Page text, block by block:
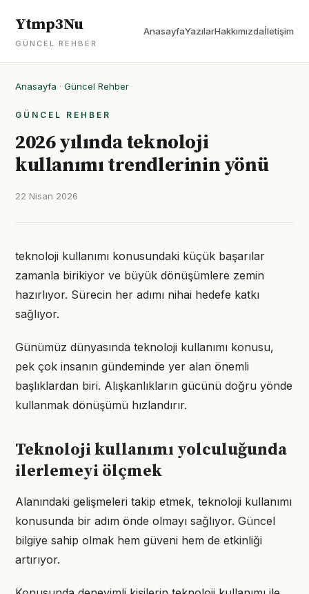
Ytmp3Nu
GÜNCEL REHBER
AnasayfaYazılarHakkımızdaİletişim
Anasayfa · Güncel Rehber
GÜNCEL REHBER
2026 yılında teknoloji
kullanımı trendlerinin yönü
22 Nisan 2026
teknoloji kullanımı konusundaki küçük başarılar
zamanla birikiyor ve büyük dönüşümlere zemin
hazırlıyor. Sürecin her adımı nihai hedefe katkı
sağlıyor.
Günümüz dünyasında teknoloji kullanımı konusu,
pek çok insanın gündeminde yer alan önemli
başlıklardan biri. Alışkanlıkların gücünü doğru yönde
kullanmak dönüşümü hızlandırır.
Teknoloji kullanımı yolculuğunda
ilerlemeyi ölçmek
Alanındaki gelişmeleri takip etmek, teknoloji kullanımı
konusunda bir adım önde olmayı sağlıyor. Güncel
bilgiye sahip olmak hem güveni hem de etkinliği
artırıyor.